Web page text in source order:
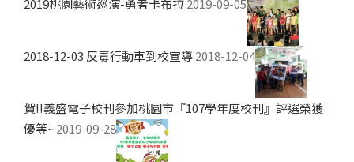
2018-12-03 反毒行動車到校宣導2018-12-04
賀!!義盛電子校刊參加桃園市『107學年度校刊』評選榮獲
優等~2019-09-28